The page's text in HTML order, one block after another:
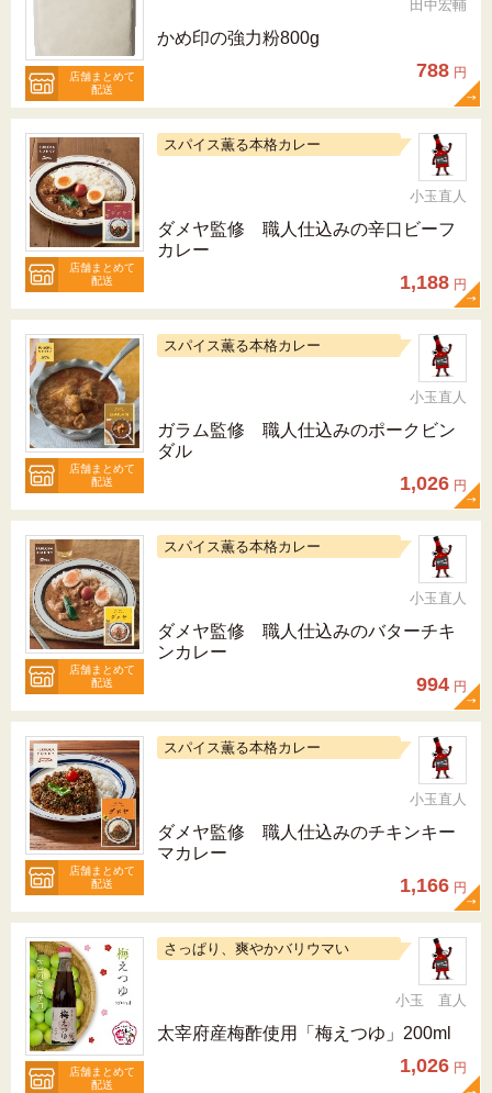
店舗まとめて
配送
田中宏輔
かめ印の強力粉800g
788 円
店舗まとめて
配送
スパイス薫る本格カレー
小玉直人
ダメヤ監修 職人仕込みの辛口ビーフ
カレー
1,188 円
店舗まとめて
配送
スパイス薫る本格カレー
小玉直人
ガラム監修 職人仕込みのポークビン
ダル
1,026 円
店舗まとめて
配送
スパイス薫る本格カレー
小玉直人
ダメヤ監修 職人仕込みのバターチキ
ンカレー
994 円
店舗まとめて
配送
スパイス薫る本格カレー
小玉直人
ダメヤ監修 職人仕込みのチキンキー
マカレー
1,166 円
店舗まとめて
配送
さっぱり、爽やかバリウマい
小玉 直人
太宰府産梅酢使用「梅えつゆ」200ml
1,026 円